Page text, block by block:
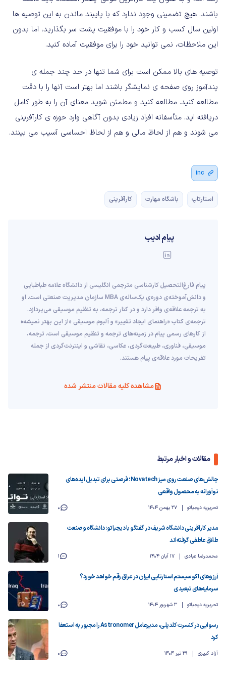
باشند. هیچ تضمینی وجود ندارد که با پایبند ماندن به این توصیه ها
اولین سال کسب و کار خود را با موفقیت پشت سر بگذارید، اما بدون
این ملاحظات، نمی توانید خود را برای موفقیت آماده کنید.
توصیه های بالا ممکن است برای شما تنها در حد چند جمله ی
پندآموز روی صفحه ی نمایشگر باشند اما بهتر است آنها را با دقت
مطالعه کنید. مطالعه کنید و مطمئن شوید معنای آن را به طور کامل
دریافته اید. متأسفانه افراد زیادی بدون آگاهی وارد حوزه ی کارآفرینی
می شوند و هم از لحاظ مالی و هم از لحاظ احساسی آسیب می بینند.
inc
استارتاپ باشگاه مهارت کارآفرینی
پیام ادیب
پیام فارغ‌التحصیل کارشناسی مترجمی انگلیسی از دانشگاه علامه طباطبایی
و دانش‌آموخته‌ی دوره‌ی یک‌ساله‌ی MBA سازمان مدیریت صنعتی است. او
به ترجمه علاقه‌ی وافر دارد و در کنار ترجمه، به تنظیم موسیقی می‌پردازد.
ترجمه‌ی کتاب «راهنمای ایجاد تغییر» و آلبوم موسیقی «از این بهتر نمیشه»
از کارهای رسمی پیام در زمینه‌های ترجمه و تنظیم موسیقی است. ترجمه،
موسیقی، فناوری، طبیعت‌گردی، عکاسی، نقاشی و اینترنت‌گردی از جمله
تفریحات مورد علاقه‌ی پیام هستند.
مشاهده کلیه مقالات منتشر شده
مقالات و اخبار مرتبط
چالش‌های صنعت روی میز Novatech؛ فرصتی برای تبدیل ایده‌های
نوآورانه به محصول واقعی
تحریریه دیجیاتو 27 بهمن 1404 0
مدیر کارآفرینی دانشگاه شریف در گفتگو با دیجیاتو: دانشگاه و صنعت
طلاق عاطفی گرفته‌اند
محمدرضا عبادی 17 آبان 1404 1
آرزوهای اکوسیستم استارتاپی ایران در عراق رقم خواهد خورد؟
سرمایه‌های تبعیدی
تحریریه دیجیاتو 3 شهریور 1404 0
رسوایی در کنسرت کلدپلی، مدیرعامل Astronomer را مجبور به استعفا
کرد
آزاد کبیری 29 تیر 1404 0